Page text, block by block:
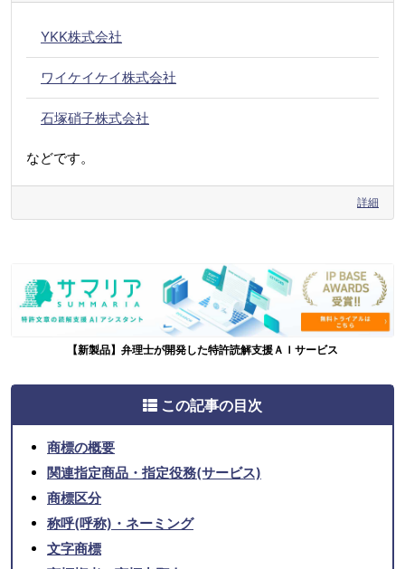
YKK株式会社
ワイケイケイ株式会社
石塚硝子株式会社
などです。
詳細
【新製品】弁理士が開発した特許読解支援ＡＩサービス
この記事の目次
商標の概要
関連指定商品・指定役務(サービス)
商標区分
称呼(呼称)・ネーミング
文字商標